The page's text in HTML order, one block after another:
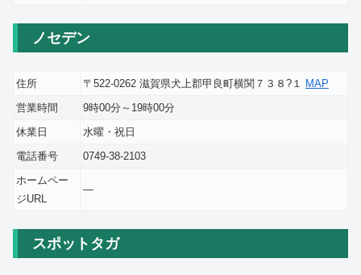
ノセデン
住所 〒522-0262 滋賀県犬上郡甲良町横関７３８?１ MAP
営業時間
9時00分～19時00分
休業日
水曜・祝日
電話番号
0749-38-2103
ホームペー
ジURL
―
スポットタガ